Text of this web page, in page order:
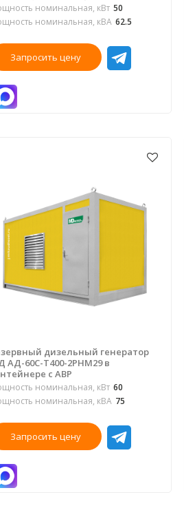
номинальная, кВт 50
номинальная, кВА 62.5
Запросить цену
дизельный генератор
АД-60С-Т400-2РНМ29 в
с АВР
номинальная, кВт 60
номинальная, кВА 75
Запросить цену